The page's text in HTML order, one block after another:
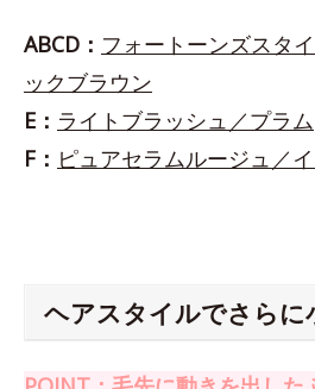
ABCD： フォートーンズスタ
ックブラウン
E： ライトブラッシュ／プラム
F： ピュアセラムルージュ／
ヘアスタイルでさらに